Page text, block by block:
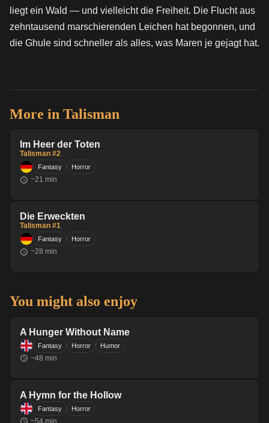
liegt ein Wald — und vielleicht die Freiheit. Die Flucht aus
zehntausend marschierenden Leichen hat begonnen, und
die Ghule sind schneller als alles, was Maren je gejagt hat.
More in Talisman
Im Heer der Toten
Talisman #2
Fantasy Horror
~21 min
Die Erweckten
Talisman #1
Fantasy Horror
~28 min
You might also enjoy
A Hunger Without Name
Fantasy Horror Humor
~48 min
A Hymn for the Hollow
Fantasy Horror
~54 min